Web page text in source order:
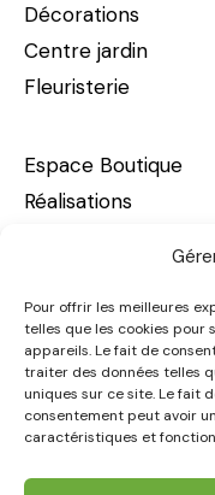
Pour offrir les meilleures
telles que les cookies pour
appareils. Le fait de
traiter des données telles
uniques sur ce site. Le fait
consentement peut avoir
caractéristiques et
Décorations
Centre jardin
Fleuristerie
Espace Boutique
Réalisations
Nous joindre
Victoriaville – siège
29, boulevard
819 758-3887